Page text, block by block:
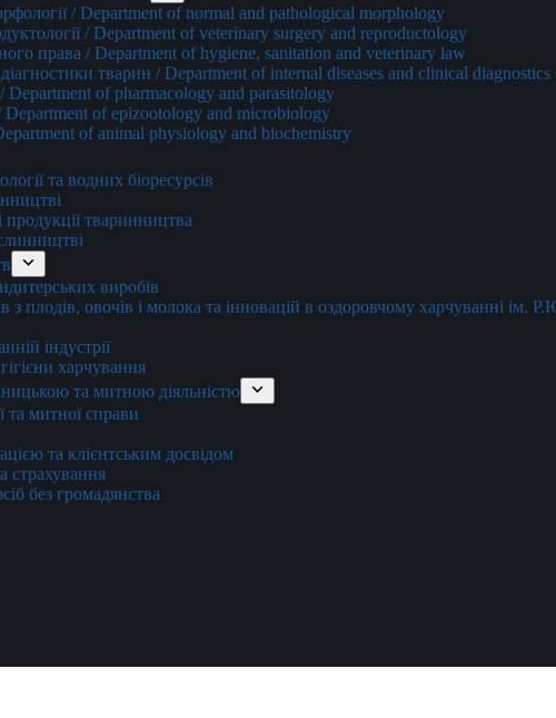
/ Department of normal and pathological morphology
/ Department of veterinary surgery and reproductology
права / Department of hygiene, sanitation and veterinary law
тварин / Department of internal diseases and clinical
Department of pharmacology and parasitology
/ Department of epizootology and microbiology
Department of animal physiology and biochemistry
та водних біоресурсів
продукції тваринництва
виробів
з плодів, овочів і молока та інновацій в оздоровчому харчуванні ім.
індустрії
гігієни харчування
та митною діяльністю
та митної справи
та клієнтським досвідом
страхування
без громадянства